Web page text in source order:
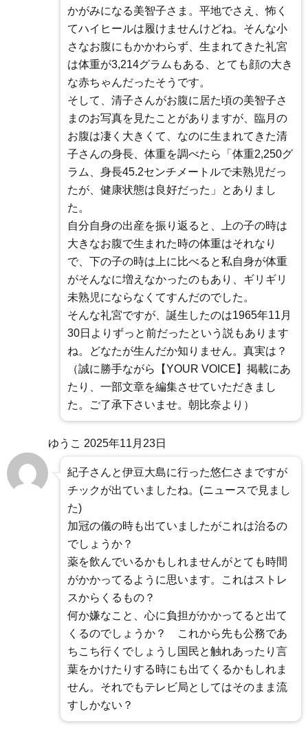
かがみになる美智子さま。平地でさえ、怖く
てハイヒールは履けませんけどね。そんな小
さなお腹にもかかわらず、生まれてきた礼宮
は体重が3,214グラムもある、とても顔の大き
な赤ちゃんだったそうです。
そして、清子さんがお腹に居た頃の美智子さ
まのお写真を見たことがありますが、臨月の
お腹は凄く大きくて、なのに生まれてきた清
子さんの身長、体重を調べたら「体重2,250グ
ラム、身長45.2センチメートルで未熟児だっ
たが、健康状態は良好だった」とありまし
た。
自分自身の出産を振り返ると、上の子の時は
大きなお腹で生まれた時の体重はそれなり
で、下の子の時は上に比べると私自身が体重
がそんなに増えなかったのもあり、ギリギリ
未熟児にならなくてすんだのでした。
そんな礼宮ですが、誕生したのは1965年11月
30日よりずっと前だったという説もあります
ね。どなたが生んだか知りません。真実は？
（誠に勝手ながら【YOUR VOICE】掲載にあ
たり、一部文章を編集させていただきまし
た。ご了承下さいませ。朝比奈より）
ゆうこ 2025年11月23日
紀子さんと伊豆大島に行った悠仁さまですが
チックが出ていましたね。(ニュースで見まし
た)
加冠の儀の時も出ていましたがこれは治るの
でしょうか？
薬を飲んでいるかもしれませんがとても時間
がかかってるように思います。これはストレ
スからくるもの？
何か嫌なこと、心に負担がかかってると出て
くるのでしょうか？ これから先も公務であ
ちこち行くでしょうし国民と触れあったり言
葉をかけたりする時にも出てくるかもしれま
せん。それでもテレビ局としてはそのまま流
すしかない？